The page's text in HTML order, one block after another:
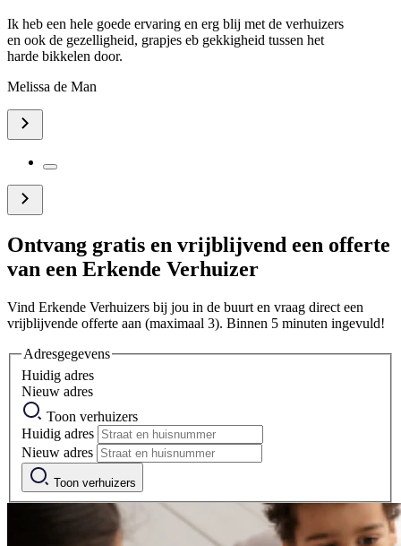
Ik heb een hele goede ervaring en erg blij met de verhuizers
en ook de gezelligheid, grapjes eb gekkigheid tussen het
harde bikkelen door.
Melissa de Man
Ontvang gratis en vrijblijvend een offerte
van een Erkende Verhuizer
Vind Erkende Verhuizers bij jou in de buurt en vraag direct een
vrijblijvende offerte aan (maximaal 3). Binnen 5 minuten ingevuld!
Adresgegevens
Huidig adres
Nieuw adres
Toon verhuizers
Huidig adres
Nieuw adres
Toon verhuizers